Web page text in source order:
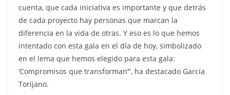
cuenta, que cada iniciativa es importante y que detrás
de cada proyecto hay personas que marcan la
diferencia en la vida de otras. Y eso es lo que hemos
intentado con esta gala en el día de hoy, simbolizado
en el lema que hemos elegido para esta gala:
‘Compromisos que transforman’”, ha destacado García
Torijano.